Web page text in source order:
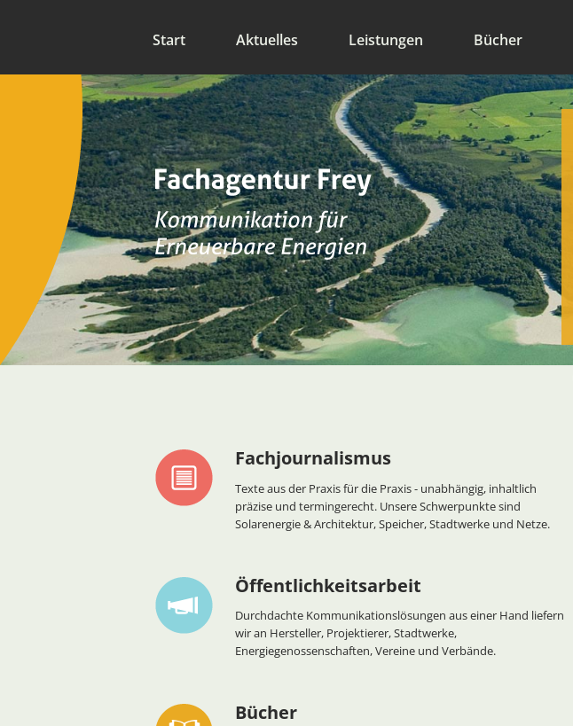
Start Aktuelles Leistungen Bücher
Fachjournalismus
Texte aus der Praxis für die Praxis - unabhängig, inhaltlich
präzise und termingerecht. Unsere Schwerpunkte sind
Solarenergie & Architektur, Speicher, Stadtwerke und Netze.
Öffentlichkeitsarbeit
Durchdachte Kommunikationslösungen aus einer Hand liefern
wir an Hersteller, Projektierer, Stadtwerke,
Energiegenossenschaften, Vereine und Verbände.
Bücher